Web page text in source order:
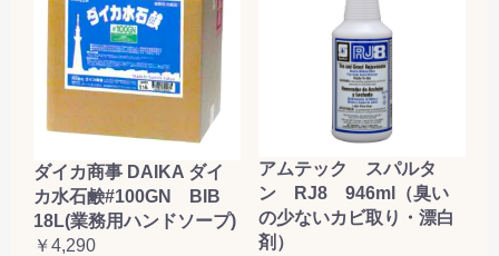
ダイカ商事 DAIKA ダイ
カ水石鹸#100GN BIB
18L(業務用ハンドソープ)
￥4,290
アムテック スパルタ
ン RJ8 946ml（臭い
の少ないカビ取り・漂白
剤）